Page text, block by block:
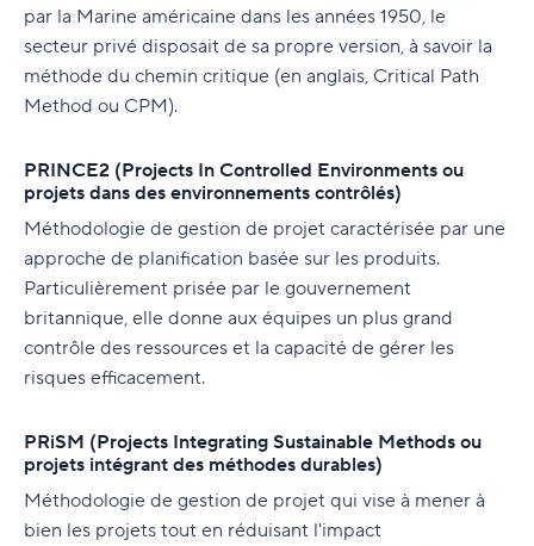
par la Marine américaine dans les années 1950, le
secteur privé disposait de sa propre version, à savoir la
méthode du chemin critique (en anglais, Critical Path
Method ou CPM).
PRINCE2 (Projects In Controlled Environments ou
projets dans des environnements contrôlés)
Méthodologie de gestion de projet caractérisée par une
approche de planification basée sur les produits.
Particulièrement prisée par le gouvernement
britannique, elle donne aux équipes un plus grand
contrôle des ressources et la capacité de gérer les
risques efficacement.
PRiSM (Projects Integrating Sustainable Methods ou
projets intégrant des méthodes durables)
Méthodologie de gestion de projet qui vise à mener à
bien les projets tout en réduisant l'impact